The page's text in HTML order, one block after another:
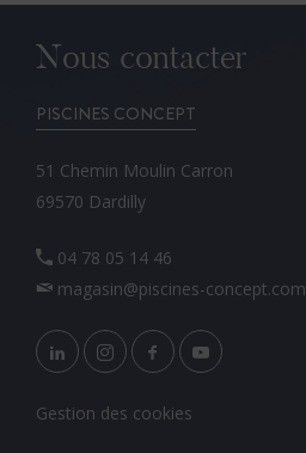
Nous contacter
PISCINES CONCEPT
51 Chemin Moulin Carron
69570 Dardilly
04 78 05 14 46
magasin@piscines-concept.com
Gestion des cookies